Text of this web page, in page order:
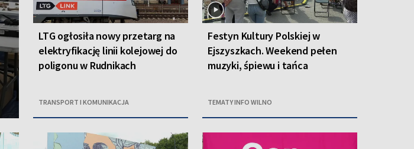
LTG ogłosiła nowy przetarg na
elektryfikację linii kolejowej do
poligonu w Rudnikach
TRANSPORT I KOMUNIKACJA
Festyn Kultury Polskiej w
Ejszyszkach. Weekend pełen
muzyki, śpiewu i tańca
TEMATY INFO WILNO